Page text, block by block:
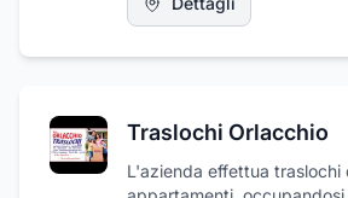
Traslochi Orlacchio
L'azienda effettua traslochi